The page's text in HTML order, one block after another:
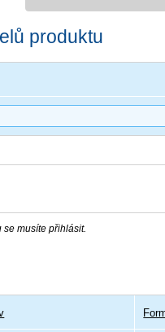
produktu
musíte přihlásit.